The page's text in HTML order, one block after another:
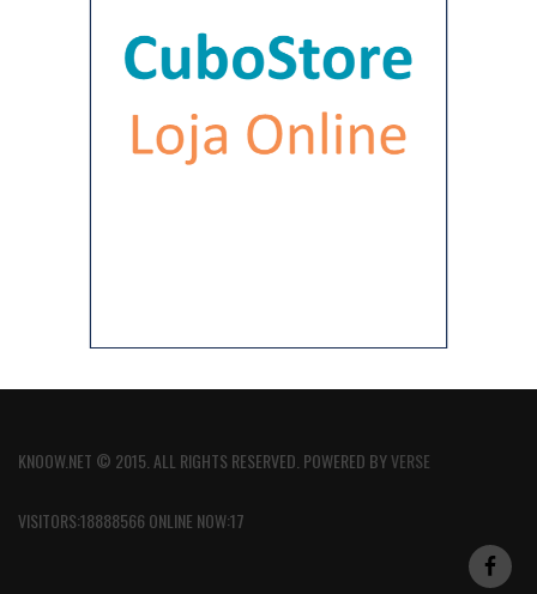
KNOOW.NET © 2015. ALL RIGHTS RESERVED. POWERED BYVERSE
VISITORS:18888566 ONLINE NOW:17